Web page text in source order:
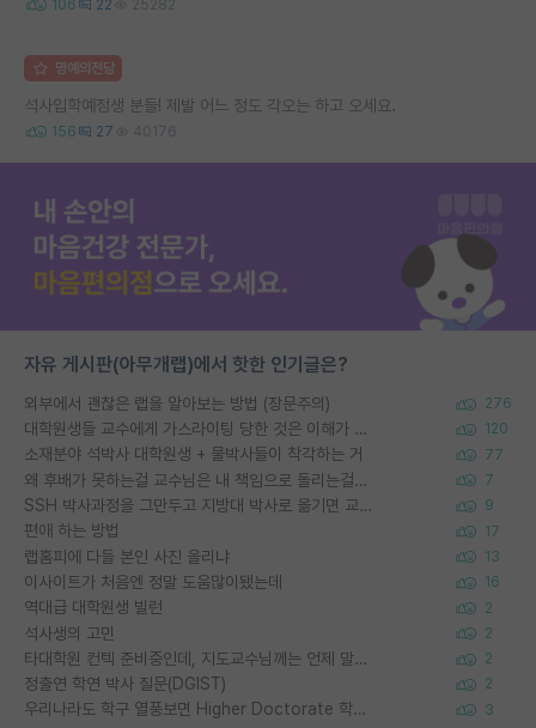
106 22 25282
명예의전당
석사입학예정생 분들! 제발 어느 정도 각오는 하고 오세요.
156 27 40176
자유 게시판(아무개랩)에서 핫한 인기글은?
외부에서 괜찮은 랩을 알아보는 방법 (장문주의) 276
대학원생들 교수에게 가스라이팅 당한 것은 이해가 갑니다. 안타깝네요. 120
소재분야 석박사 대학원생 + 물박사들이 착각하는 거 77
왜 후배가 못하는걸 교수님은 내 책임으로 돌리는걸까요? 7
SSH 박사과정을 그만두고 지방대 박사로 옮기면 교수의 꿈은 끝일까요? 9
편애 하는 방법 17
랩홈피에 다들 본인 사진 올리냐 13
이사이트가 처음엔 정말 도움많이됐는데 16
역대급 대학원생 빌런 2
석사생의 고민 2
타대학원 컨텍 준비중인데, 지도교수님께는 언제 말씀드려야 할까요? 2
정출연 학연 박사 질문(DGIST) 2
우리나라도 학구 열풍보면 Higher Doctorate 학위가 필요하다고 봅니다. 3